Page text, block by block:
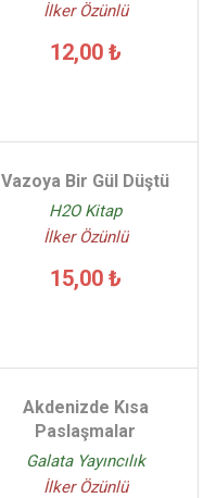
İlker Özünlü
12,00 ₺
Vazoya Bir Gül Düştü
H2O Kitap
İlker Özünlü
15,00 ₺
Akdenizde Kısa
Paslaşmalar
Galata Yayıncılık
İlker Özünlü